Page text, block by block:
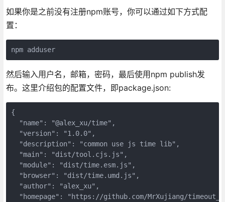
如果你是之前没有注册npm账号，你可以通过如下方式配
置：
npm adduser
然后输入用户名，邮箱，密码，最后使用npm publish发
布。这里介绍包的配置文件，即package.json:
{
  "name": "@alex_xu/time",
  "version": "1.0.0",
  "description": "common use js time lib",
  "main": "dist/tool.cjs.js",
  "module": "dist/time.esm.js",
  "browser": "dist/time.umd.js",
  "author": "alex_xu",
"homepage": "https://github.com/MrXujiang/